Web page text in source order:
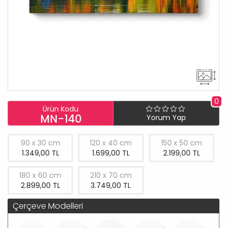
Ürün Kodu
MN-140
0
Yorum Yap
90 x 30 cm
1.349,00 TL
120 x 40 cm
1.699,00 TL
150 x 50 cm
2.199,00 TL
180 x 60 cm
2.899,00 TL
210 x 70 cm
3.749,00 TL
Çerçeve Modelleri